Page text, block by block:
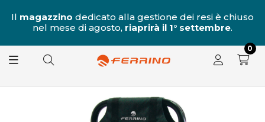
Il magazzino dedicato alla gestione dei resi è chiuso
nel mese di agosto, riaprirà il 1° settembre.
0